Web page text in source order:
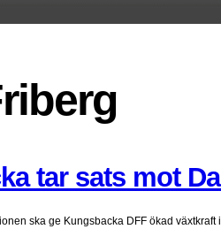
tar sats mot
ska ge Kungsbacka DFF ökad